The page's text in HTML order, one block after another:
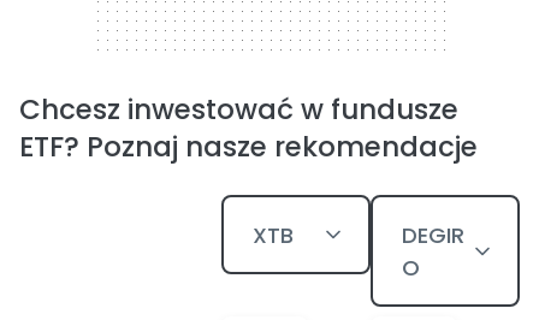
Chcesz inwestować w fundusze
ETF? Poznaj nasze rekomendacje
XTB
DEGIR
O